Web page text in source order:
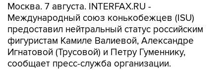
Москва. 7 августа. INTERFAX.RU -
Международный союз конькобежцев (ISU)
предоставил нейтральный статус российским
фигуристам Камиле Валиевой, Александре
Игнатовой (Трусовой) и Петру Гуменнику,
сообщает пресс-служба организации.